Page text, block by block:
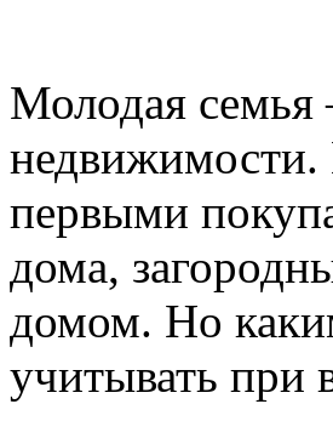
Молодая семья
недвижимости.
первыми
дома,
домом. Но
учитывать при